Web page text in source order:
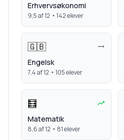
Erhvervsøkonomi
9,5af 12 • 142elever
🇬🇧
Engelsk
7,4af 12 • 105elever
🧮
Matematik
8,6af 12 • 81elever